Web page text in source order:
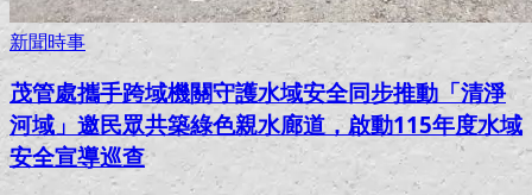
新聞時事
茂管處攜手跨域機關守護水域安全同步推動「清淨
河域」邀民眾共築綠色親水廊道，啟動115年度水域
安全宣導巡查